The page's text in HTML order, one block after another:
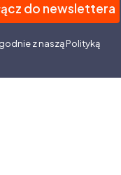
do newslettera
z naszą Polityką